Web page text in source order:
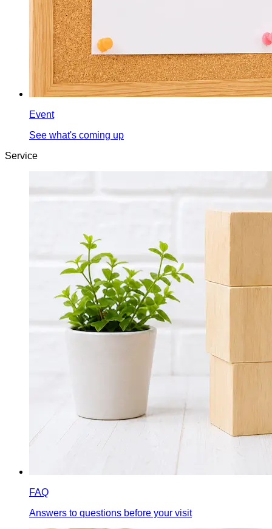
Event
See what's coming up
Service
FAQ
Answers to questions before your visit